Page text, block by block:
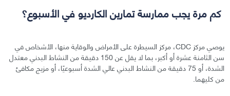
كم مرة يجب ممارسة تمارين الكارديو في الأسبوع؟
يوصي مركز CDC، مركز السيطرة على الأمراض والوقاية منها، الأشخاص في
سن الثامنة عشرة أو أكبر، بما لا يقل عن 150 دقيقة من النشاط البدني معتدل
الشدة، أو 75 دقيقة من النشاط البدني عالي الشدة أسبوعيًا، أو مزيج مكافئ
من كليهما.